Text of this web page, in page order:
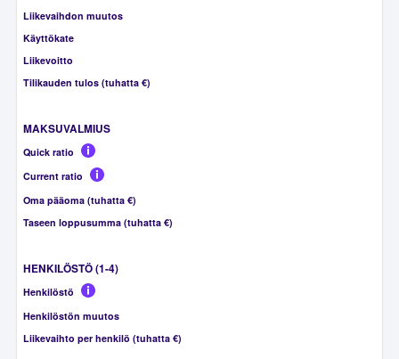
Liikevaihdon muutos
Käyttökate
Liikevoitto
Tilikauden tulos (tuhatta €)
MAKSUVALMIUS
Quick ratio
Current ratio
Oma pääoma (tuhatta €)
Taseen loppusumma (tuhatta €)
HENKILÖSTÖ (1-4)
Henkilöstö
Henkilöstön muutos
Liikevaihto per henkilö (tuhatta €)